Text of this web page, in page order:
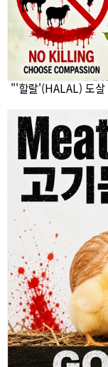
"'할랄'(HALAL) 도살